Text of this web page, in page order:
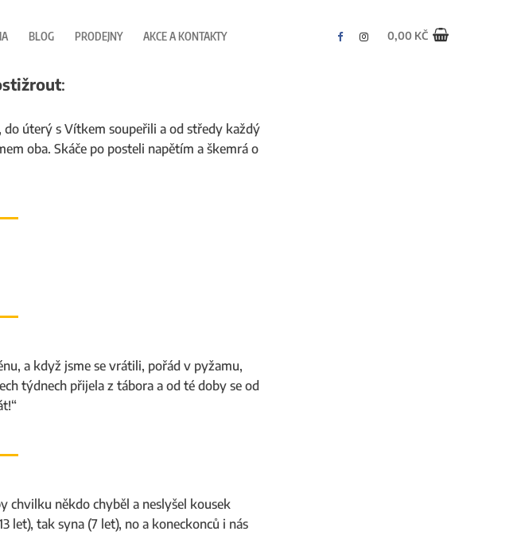
BLOG PRODEJNY AKCE A KONTAKTY 0,00 KČ
:
úterý s Vítkem soupeřili a od středy každý
oba. Skáče po posteli napětím a škemrá o
a když jsme se vrátili, pořád v pyžamu,
týdnech přijela z tábora a od té doby se od
chvilku někdo chyběl a neslyšel kousek
let), tak syna (7 let), no a koneckonců i nás